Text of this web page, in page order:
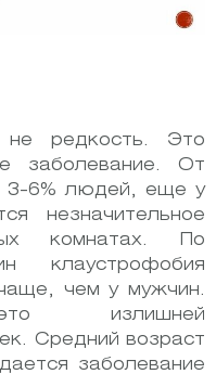
не редкость. Это
заболевание. От
3-6% людей, еще у
незначительное
комнатах. По
клаустрофобия
чем у мужчин.
излишней
Средний возраст
заболевание